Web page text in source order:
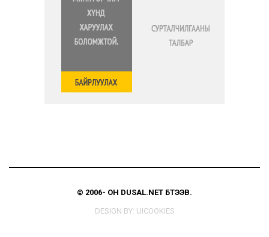
© 2006- ОН DUSAL.NET БҮТЭЭВ.
DESIGN BY: UICOOKIES